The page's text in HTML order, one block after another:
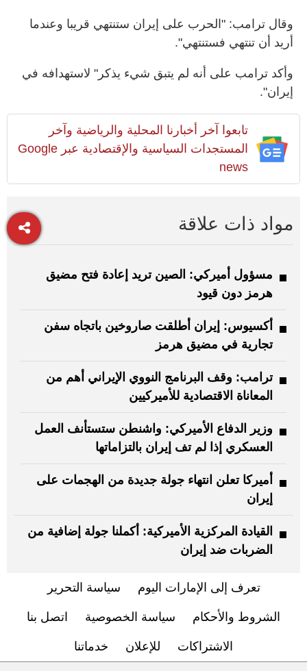
وقال ترامب: "الحرب على إيران ستنتهي قريبا وعندما
أريد أن تنتهي فستنتهي".
وأكد ترامب على أنه لم يتبق شيء يذكر" لاستهدافه في
إيران".
تابعوا آخر أخبارنا المحلية والرياضية وآخر
المستجدات السياسية والإقتصادية عبر Google
news
مواد ذات علاقة
مسؤول أميركي: الصين تريد إعادة فتح مضيق
هرمز دون قيود
أكسيوس: إيران أطلقت صاروخين باتجاه سفن
تجارية في مضيق هرمز
ترامب: وقف البرنامج النووي الإيراني أهم من
المعاناة الاقتصادية للأميركيين
وزير الدفاع الأميركي: واشنطن ستستأنف العمل
العسكري إذا لم تف إيران بالتزاماتها
أميركا تعلن انتهاء جولة جديدة من الهجمات على
إيران
القيادة المركزية الأميركية: أكملنا جولة إضافية من
الضربات ضد إيران
تعرف إلى الإمارات اليوم سياسة التحرير
الشروط والأحكام سياسة الخصوصية اتصل بنا
الاشتراكات للإعلان خدماتنا